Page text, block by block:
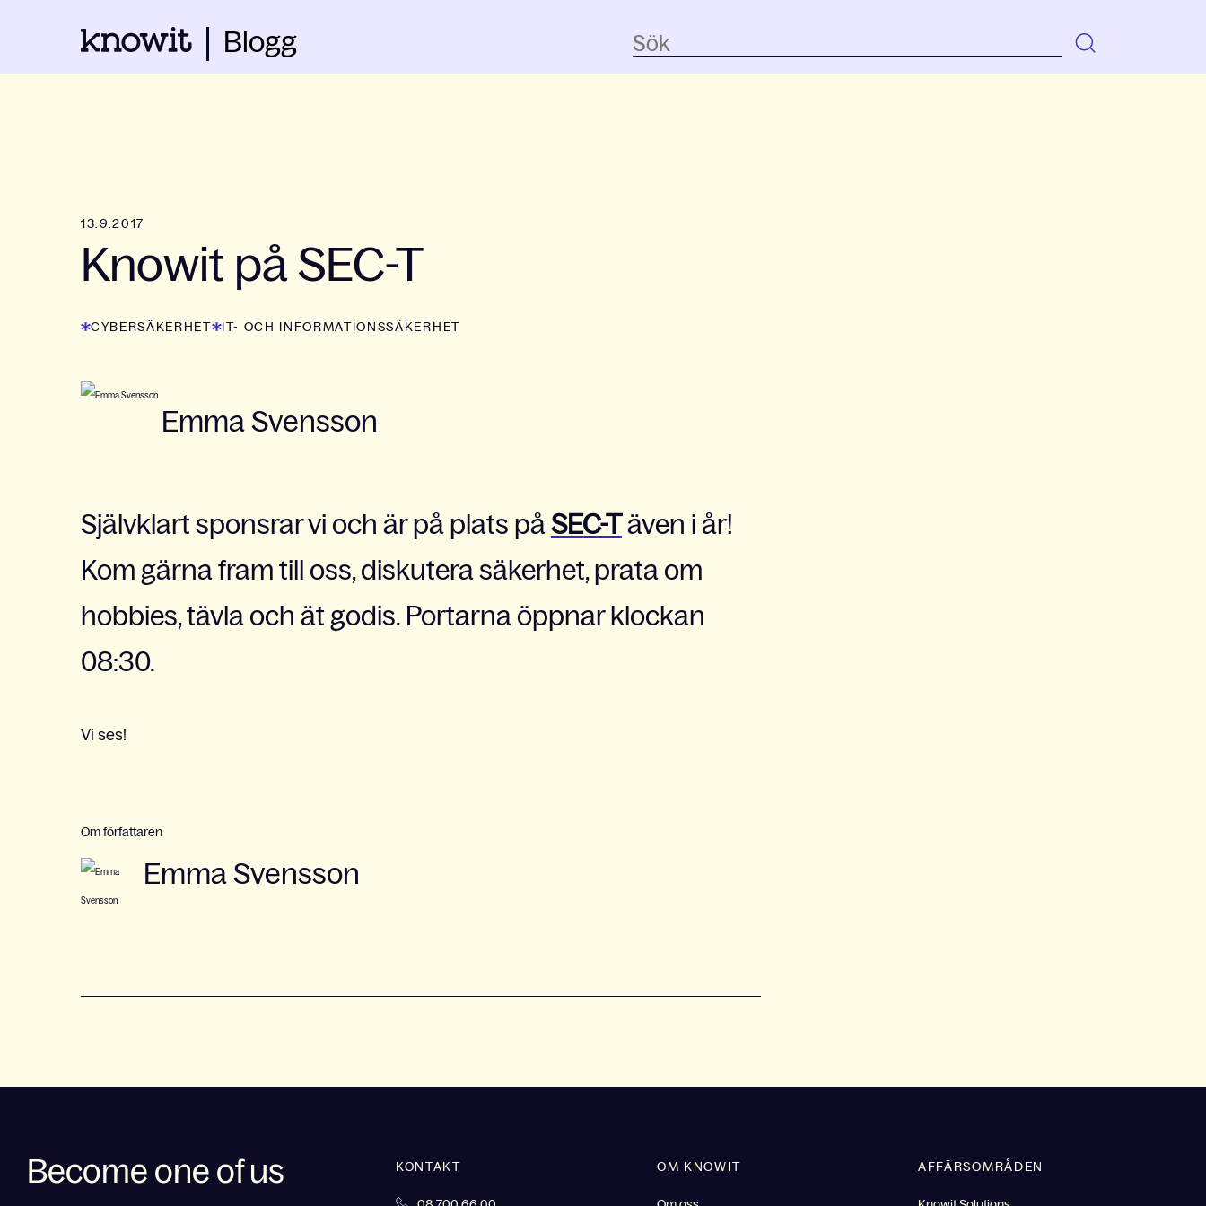
Blogg
13.9.2017
Knowit på SEC-T
CYBERSÄKERHET IT- OCH INFORMATIONSSÄKERHET
Emma Svensson
Självklart sponsrar vi och är på plats påSEC-Täven i år!
Kom gärna fram till oss, diskutera säkerhet, prata om
hobbies, tävla och ät godis. Portarna öppnar klockan
08:30.
Vi ses!
Om författaren
Emma Svensson
Become one of us KONTAKT OM KNOWIT AFFÄRSOMRÅDEN